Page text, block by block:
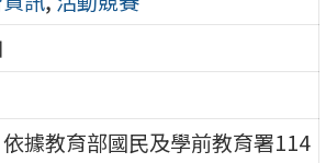
據教育部國民及學前教育署114